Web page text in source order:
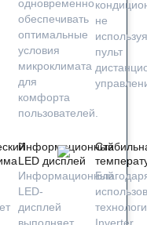
одновременно
обеспечивать
оптимальные
условия
микроклимата
для
комфорта
пользователей.
не
используя
пульт
Информационный
LED дисплей
Информационный
LED-
дисплей
выполняет
Inverter